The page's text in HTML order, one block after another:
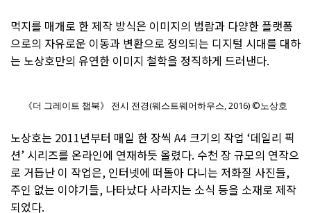
먹지를 매개로 한 제작 방식은 이미지의 범람과 다양한 플랫폼
으로의 자유로운 이동과 변환으로 정의되는 디지털 시대를 대하
는 노상호만의 유연한 이미지 철학을 정직하게 드러낸다.
《더 그레이트 챕북》 전시 전경(웨스트웨어하우스, 2016) ©노상호
노상호는 2011년부터 매일 한 장씩 A4 크기의 작업 ‘데일리 픽
션’ 시리즈를 온라인에 연재하듯 올렸다. 수천 장 규모의 연작으
로 거듭난 이 작업은, 인터넷에 떠돌아 다니는 저화질 사진들,
주인 없는 이야기들, 나타났다 사라지는 소식 등을 소재로 제작
되었다.